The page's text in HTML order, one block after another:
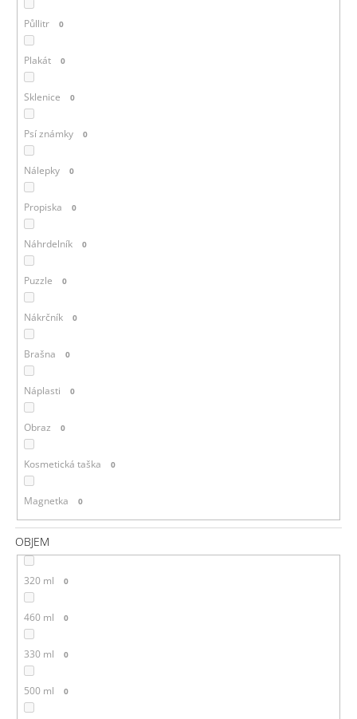
Půllitr 0
Plakát 0
Sklenice 0
Psí známky 0
Nálepky 0
Propiska 0
Náhrdelník 0
Puzzle 0
Nákrčník 0
Brašna 0
Náplasti 0
Obraz 0
Kosmetická taška 0
Magnetka 0
OBJEM
320 ml 0
460 ml 0
330 ml 0
500 ml 0